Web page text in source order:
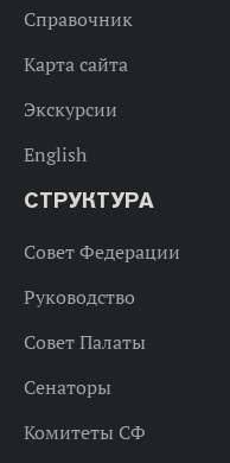
Справочник
Карта сайта
Экскурсии
English
СТРУКТУРА
Совет Федерации
Руководство
Совет Палаты
Сенаторы
Комитеты СФ